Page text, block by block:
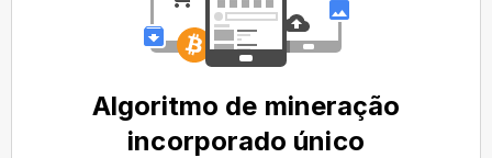
Algoritmo de mineração
incorporado único